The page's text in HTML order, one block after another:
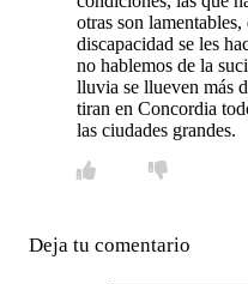
otras son
discapacidad se les
no hablemos de la
lluvia se llueven más
tiran en Concordia
las ciudades grandes.
Deja tu comentario